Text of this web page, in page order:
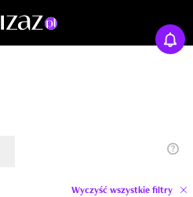
Wyczyść wszystkie filtry